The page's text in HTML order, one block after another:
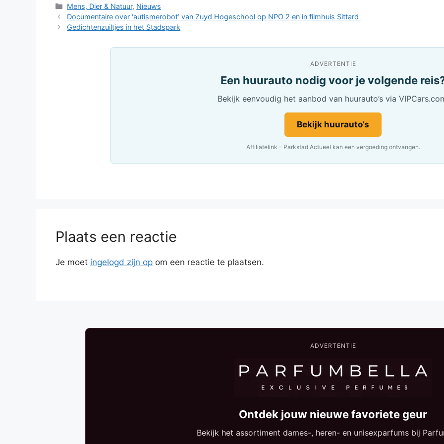
Categorieën
Mens, Dier & Natuur, Nieuws
Documentaire over ‘autismerobot’ van Zuyd Hogeschool op NPO 2 en in filmhuis Sittard
Gedichtenzuiltjes in het Stadspark
ADVERTENTIE
Een huurauto nodig voor je volgende
Bekijk eenvoudig het aanbod van huurauto’s via
Bekijk huurauto’s
Affiliatelink – Parkstad Actueel kan een vergoeding ontvangen.
Plaats een reactie
Je moet ingelogd zijn op om een reactie te plaatsen.
ADVERTENTIE
Ontdek jouw nieuwe favoriete geur
Bekijk het assortiment dames-, heren- en unisexparfums bij